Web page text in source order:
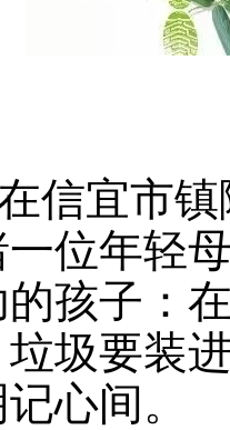
信宜市
位年轻
孩子：
圾要装
心间。